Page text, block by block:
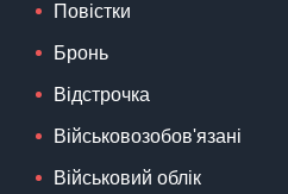
Повістки
Бронь
Відстрочка
Військовозобов'язані
Військовий облік